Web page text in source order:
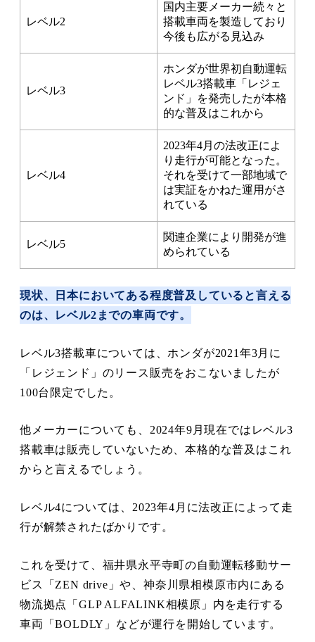
レベル2
国内主要メーカー続々と
搭載車両を製造しており
今後も広がる見込み
レベル3
ホンダが世界初自動運転
レベル3搭載車「レジェ
ンド」を発売したが本格
的な普及はこれから
レベル4
2023年4月の法改正によ
り走行が可能となった。
それを受けて一部地域で
は実証をかねた運用がさ
れている
レベル5
関連企業により開発が進
められている
現状、日本においてある程度普及していると言える
のは、レベル2までの車両です。
レベル3搭載車については、ホンダが2021年3月に
「レジェンド」のリース販売をおこないましたが
100台限定でした。
他メーカーについても、2024年9月現在ではレベル3
搭載車は販売していないため、本格的な普及はこれ
からと言えるでしょう。
レベル4については、2023年4月に法改正によって走
行が解禁されたばかりです。
これを受けて、福井県永平寺町の自動運転移動サー
ビス「ZEN drive」や、神奈川県相模原市内にある
物流拠点「GLP ALFALINK相模原」内を走行する
車両「BOLDLY」などが運行を開始しています。